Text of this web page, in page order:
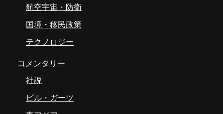
航空宇宙・防衛
国境・移民政策
テクノロジー
コメンタリー
社説
ビル・ガーツ